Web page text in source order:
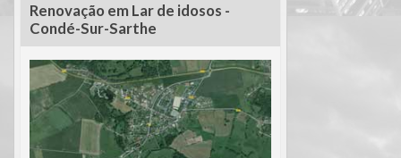
Renovação em Lar de idosos -
Condé-Sur-Sarthe